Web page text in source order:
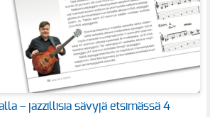
– jazzillisia sävyjä etsimässä 4